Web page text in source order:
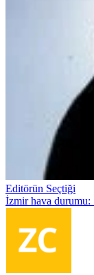
Editörün Seçtiği
İzmir hava durumu: